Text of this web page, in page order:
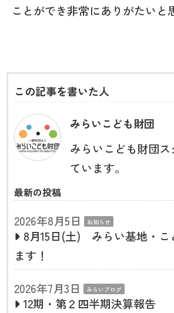
ことができ非常にありがたいと
この記事を書いた人
みらいこども財団
みらいこども財団
ています。
最新の投稿
2026年8月5日 お知らせ
8月15日(土) みらい基地・こ
ます！
2026年7月3日
みらいブログ
12期・第２四半期決算報告